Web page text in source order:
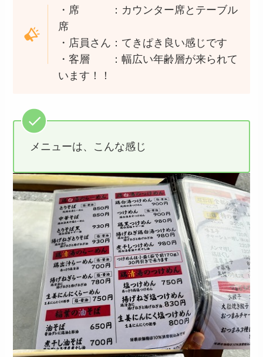
・席 ：カウンター席とテーブル
席
・店員さん：てきぱき良い感じです
・客層 ：幅広い年齢層が来られて
います！！
メニューは、こんな感じ